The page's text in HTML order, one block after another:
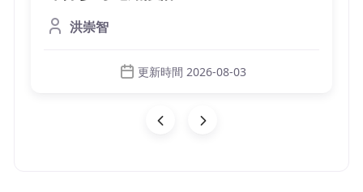
洪崇智
更新時間 2026-08-03